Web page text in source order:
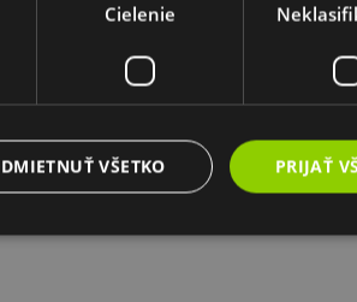
Cielenie
PRIJAŤ
VŠETKO